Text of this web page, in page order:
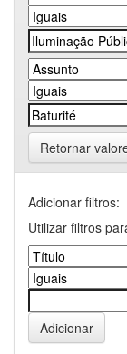
Retornar
Adicionar filtros:
Utilizar filtros